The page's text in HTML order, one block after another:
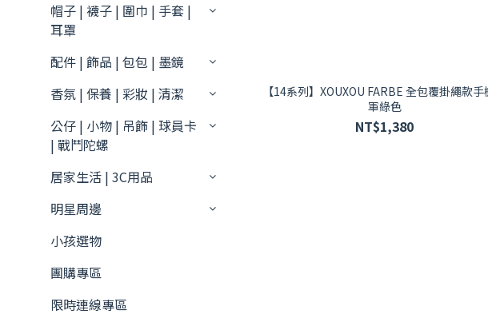
帽子 | 襪子 | 圍巾 | 手套 |
耳罩
配件 | 飾品 | 包包 | 墨鏡
香氛 | 保養 | 彩妝 | 清潔
公仔 | 小物 | 吊飾 | 球員卡
| 戰鬥陀螺
居家生活 | 3C用品
明星周邊
小孩選物
團購專區
限時連線專區
【14系列】XOUXOU FARBE 全包覆掛繩款
軍綠色
NT$1,380